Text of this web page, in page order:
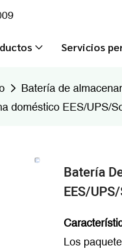
Servicios
Batería de
doméstico EES/UPS/
Batería
EES/
Los